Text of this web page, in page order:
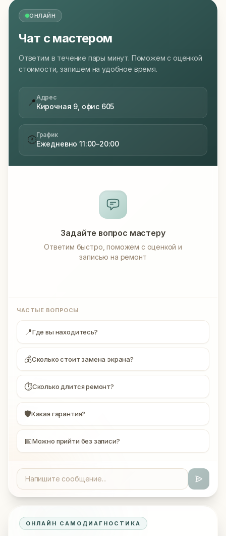
ОНЛАЙН
Чат с мастером
Ответим в течение пары минут. Поможем с оценкой
стоимости, запишем на удобное время.
📍Адрес
Кирочная 9, офис 605
🕐График
Ежедневно 11:00–20:00
Задайте вопрос мастеру
Ответим быстро, поможем с оценкой и
записью на ремонт
ЧАСТЫЕ ВОПРОСЫ
📍Где вы находитесь?
💰Сколько стоит замена экрана?
⏱Сколько длится ремонт?
🛡Какая гарантия?
📅Можно прийти без записи?
ОНЛАЙН САМОДИАГНОСТИКА